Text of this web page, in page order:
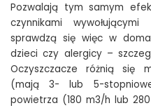
Pozwalają tym samym
czynnikami
sprawdzą się więc w
dzieci czy alergicy –
Oczyszczacze różnią się
(mają 3- lub 5-
powietrza (180 m3/h lub